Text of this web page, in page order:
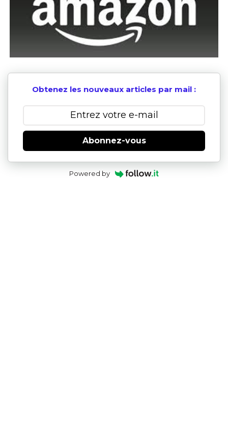
Obtenez les nouveaux articles par mail :
Abonnez-vous
Powered by